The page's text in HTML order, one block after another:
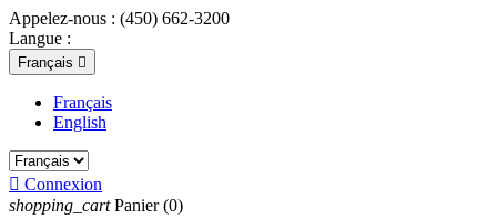
Appelez-nous : (450) 662-3200
Langue :
Français 
Français
English
 Connexion
shopping_cart Panier (0)